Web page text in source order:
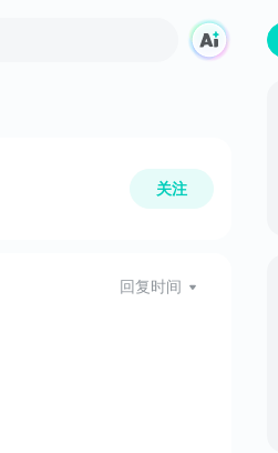
关注
回复时间